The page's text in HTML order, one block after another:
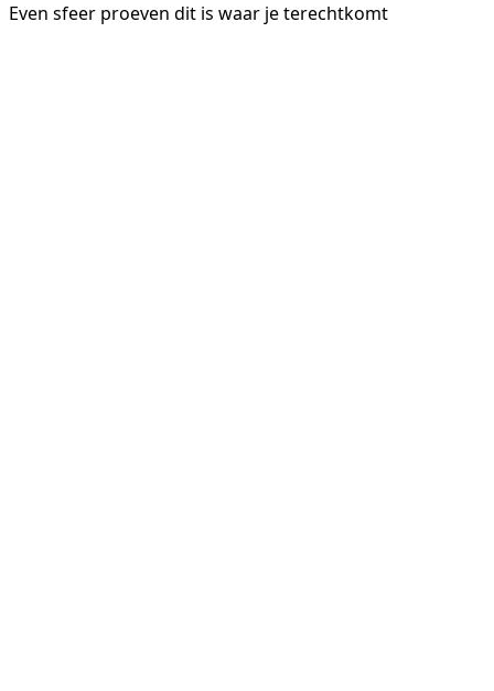
Even sfeer proeven dit is waar je terechtkomt